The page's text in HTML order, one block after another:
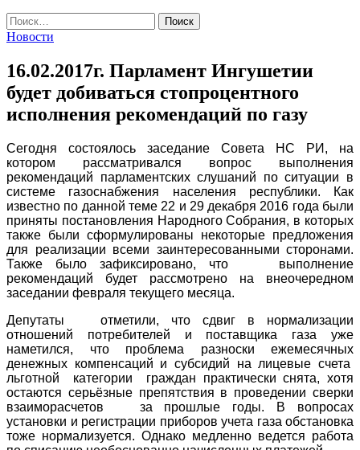
Найти:
Новости
16.02.2017г. Парламент Ингушетии
будет добиваться стопроцентного
исполнения рекомендаций по газу
Сегодня состоялось заседание Совета НС РИ, на
котором рассматривался вопрос выполнения
рекомендаций парламентских слушаний по ситуации в
системе газоснабжения населения республики. Как
известно по данной теме 22 и 29 декабря 2016 года были
приняты постановления Народного Собрания, в которых
также были сформулированы некоторые предложения
для реализации всеми заинтересованными сторонами.
Также было зафиксировано, что выполнение
рекомендаций будет рассмотрено на внеочередном
заседании февраля текущего месяца.
Депутаты отметили, что сдвиг в нормализации
отношений потребителей и поставщика газа уже
наметился, что проблема разноски ежемесячных
денежных компенсаций и субсидий на лицевые счета
льготной категории граждан практически снята, хотя
остаются серьёзные препятствия в проведении сверки
взаиморасчетов за прошлые годы. В вопросах
установки и регистрации приборов учета газа обстановка
тоже нормализуется. Однако медленно ведется работа